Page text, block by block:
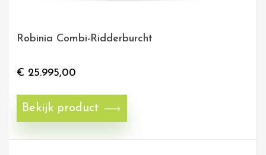
Robinia Combi-Ridderburcht
€ 25.995,00
Bekijk product